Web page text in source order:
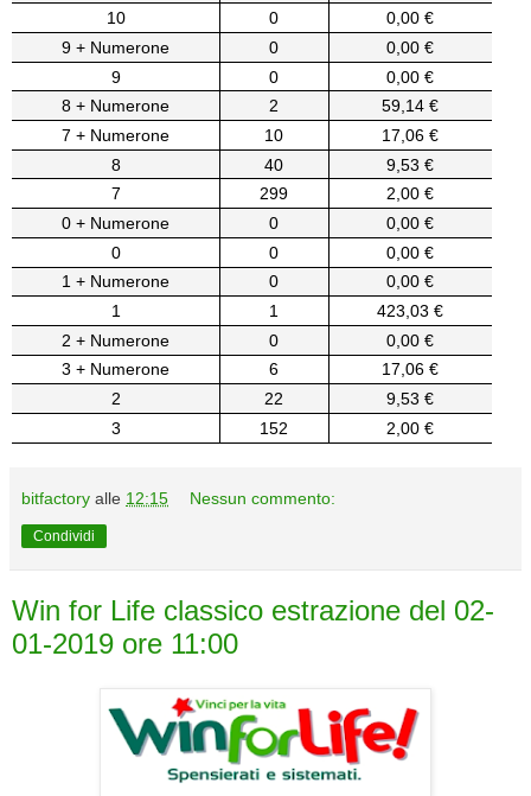
10
0
0,00 €
9 + Numerone
0
0,00 €
9
0
0,00 €
8 + Numerone
2
59,14 €
7 + Numerone
10
17,06 €
8
40
9,53 €
7
299
2,00 €
0 + Numerone
0
0,00 €
0
0
0,00 €
1 + Numerone
0
0,00 €
1
1
423,03 €
2 + Numerone
0
0,00 €
3 + Numerone
6
17,06 €
2
22
9,53 €
3
152 2,00 €
bitfactory alle 12:15 Nessun commento:
Condividi
Win for Life classico estrazione del 02-
01-2019 ore 11:00